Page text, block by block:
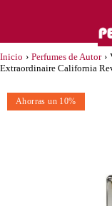
Inicio › Perfumes de Autor ›
Extraordinaire California
Ahorras un 10%